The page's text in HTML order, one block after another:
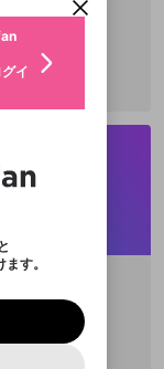
No_sleeeeep27
い時に見るアイツ
ポンポール
すか？
い
すか？
した
ことがで
配信、配
をページ
横のメ
ん。
す
の内容を
ました。
イ
す。
てくださ
アドレ
URLを
上を目的
生年月の
受信拒否設
れたた
告しま
0
しているか
方
ビスで、
に関してのお